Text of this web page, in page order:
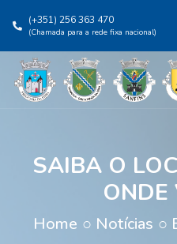
(+351) 256 363 470
(Chamada para a rede fixa nacional)
SAIBA O
ONDE
Home ○ Notícias ○